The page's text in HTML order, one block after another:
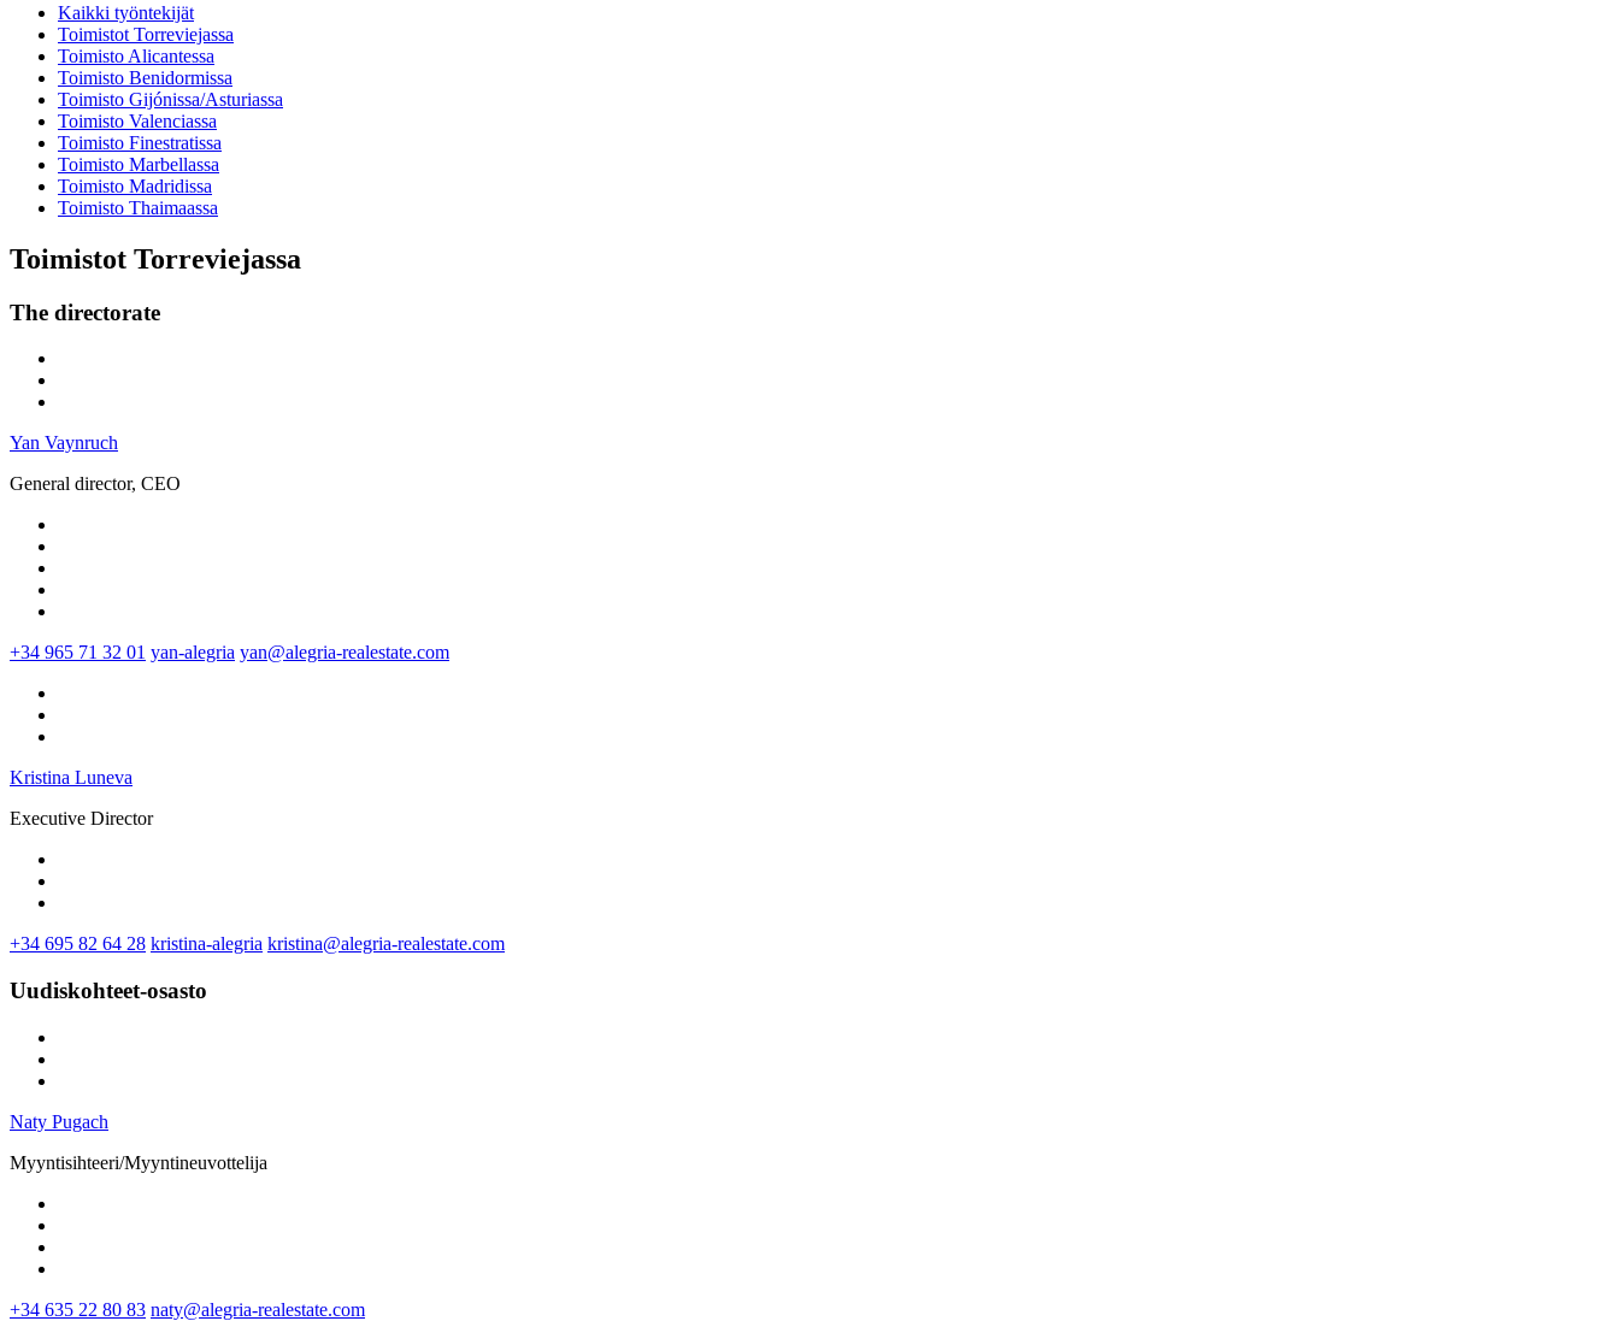
Kaikki työntekijät
Toimistot Torreviejassa
Toimisto Alicantessa
Toimisto Benidormissa
Toimisto Gijónissa/Asturiassa
Toimisto Valenciassa
Toimisto Finestratissa
Toimisto Marbellassa
Toimisto Madridissa
Toimisto Thaimaassa
Toimistot Torreviejassa
The directorate
Yan Vaynruch
General director, CEO
+34 965 71 32 01 yan-alegria yan@alegria-realestate.com
Kristina Luneva
Executive Director
+34 695 82 64 28 kristina-alegria kristina@alegria-realestate.com
Uudiskohteet-osasto
Naty Pugach
Myyntisihteeri/Myyntineuvottelija
+34 635 22 80 83 naty@alegria-realestate.com